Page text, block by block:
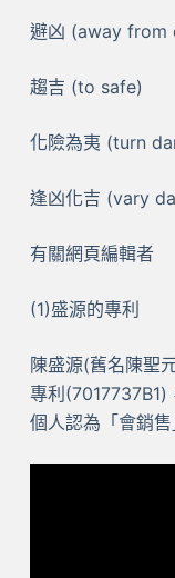
避凶 (away from
趨吉 (to safe)
化險為夷 (turn
逢凶化吉 (vary
有關網頁編輯者
(1)盛源的專利
陳盛源(舊名陳聖
專利(7017737B1)
個人認為「會銷